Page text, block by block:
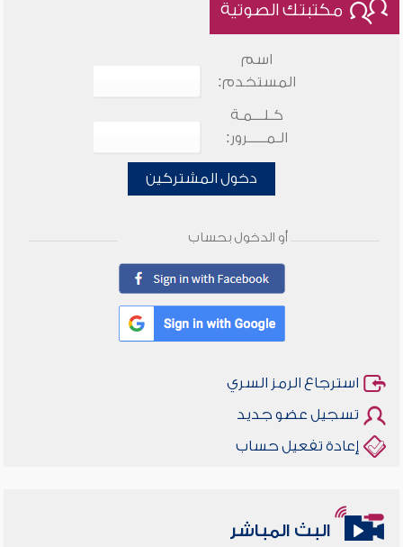
مكتبتك الصوتية
اسم
المستخدم:
كـلـــمـة
الـمـــــرور:
دخول المشتركين
أو الدخول بحساب
استرجاع الرمز السري
تسجيل عضو جديد
إعادة تفعيل حساب
البث المباشر